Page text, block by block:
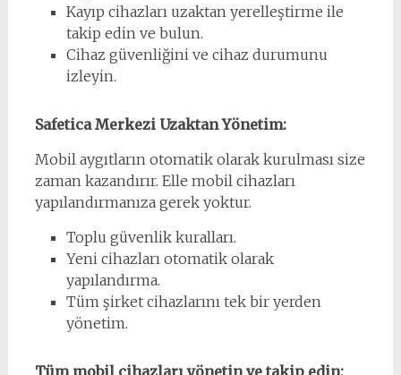
Kayıp cihazları uzaktan yerelleştirme ile
takip edin ve bulun.
Cihaz güvenliğini ve cihaz durumunu
izleyin.
Safetica Merkezi Uzaktan Yönetim:
Mobil aygıtların otomatik olarak kurulması size
zaman kazandırır. Elle mobil cihazları
yapılandırmanıza gerek yoktur.
Toplu güvenlik kuralları.
Yeni cihazları otomatik olarak
yapılandırma.
Tüm şirket cihazlarını tek bir yerden
yönetim.
Tüm mobil cihazları yönetin ve takip edin: